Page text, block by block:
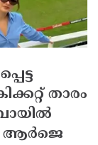
താരം
ആര്‍ജെ